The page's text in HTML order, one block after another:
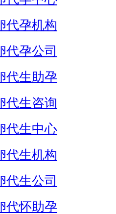
代孕机构
代孕公司
代生助孕
代生咨询
代生中心
代生机构
代生公司
代怀助孕